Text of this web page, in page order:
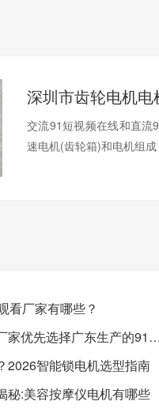
交流91短视频在线和直流
速电机(齿轮箱)和电机组
看厂家有哪些？
为什么越来越多智能门锁厂家优先选择广
2026智能锁电机选型指南
秘:美容按摩仪电机有哪些